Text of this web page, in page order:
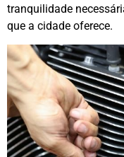
tranquilidade
que a cidade oferece.